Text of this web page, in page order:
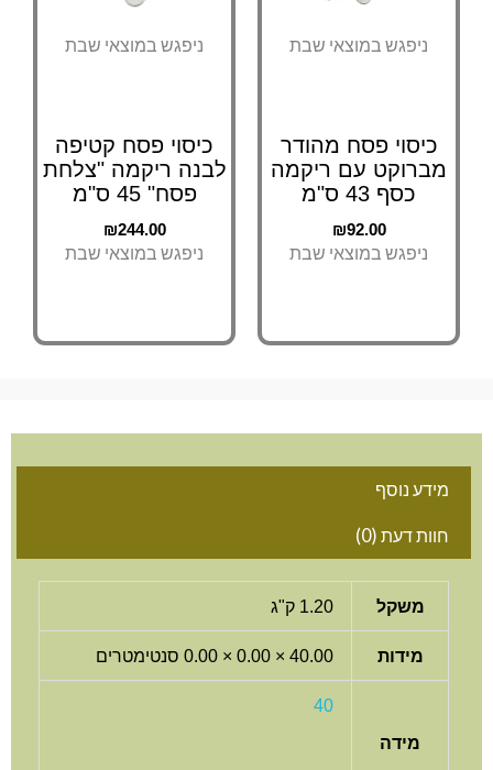
ניפגש במוצאי שבת
כיסוי פסח מהודר
מברוקט עם ריקמה
כסף 43 ס"מ
₪92.00
ניפגש במוצאי שבת
ניפגש במוצאי שבת
כיסוי פסח קטיפה
לבנה ריקמה "צלחת
פסח" 45 ס"מ
₪244.00
ניפגש במוצאי שבת
מידע נוסף
חוות דעת (0)
משקל 1.20 ק"ג
מידות 40.00 × 0.00 × 0.00 סנטימטרים
מידה
40